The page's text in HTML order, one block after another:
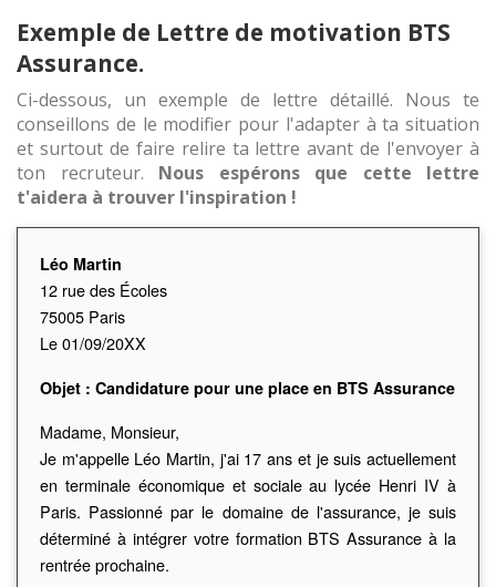
Exemple de Lettre de motivation BTS
Assurance.
Ci-dessous, un exemple de lettre détaillé. Nous te
conseillons de le modifier pour l'adapter à ta situation
et surtout de faire relire ta lettre avant de l'envoyer à
ton recruteur. Nous espérons que cette lettre
t'aidera à trouver l'inspiration !
Léo Martin
12 rue des Écoles
75005 Paris
Le 01/09/20XX
Objet : Candidature pour une place en BTS Assurance
Madame, Monsieur,
Je m'appelle Léo Martin, j'ai 17 ans et je suis actuellement
en terminale économique et sociale au lycée Henri IV à
Paris. Passionné par le domaine de l'assurance, je suis
déterminé à intégrer votre formation BTS Assurance à la
rentrée prochaine.